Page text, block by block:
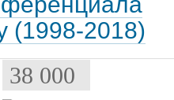
(1998-2018)
38 000